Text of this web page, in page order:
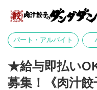
パート・アルバイト
★給与即払い
募集！《肉汁